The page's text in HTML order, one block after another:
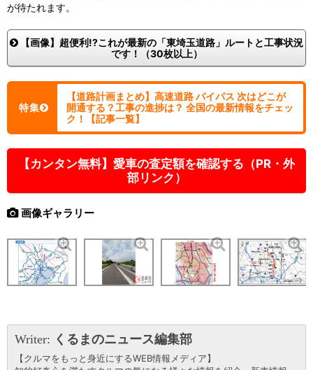
が待たれます。
【画像】超便利!?これが最新の「東埼玉道路」ルートと工事状況
です！（30枚以上）
特集
【道路計画まとめ】高速道路 バイパス 次はどこが
開通する？工事の進捗は？ 全国の最新情報をチェッ
ク！【記事一覧】
【カンタン無料】愛車の査定額を確認する（PR・外
部リンク）
画像ギャラリー
Writer: くるまのニュース編集部
【クルマをもっと身近にするWEB情報メディア】